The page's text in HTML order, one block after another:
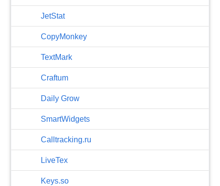
JetStat
CopyMonkey
TextMark
Craftum
​Daily Grow
SmartWidgets
Calltracking.ru
LiveTex
Keys.so